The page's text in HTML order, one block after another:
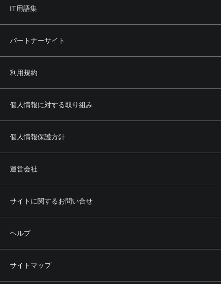
IT用語集
パートナーサイト
利用規約
個人情報に対する取り組み
個人情報保護方針
運営会社
サイトに関するお問い合せ
ヘルプ
サイトマップ